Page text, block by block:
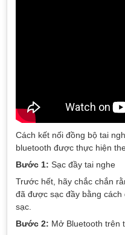
Cách kết nối đồng bộ tai
bluetooth được thực hiện
Bước 1: Sạc đầy tai nghe
Trước hết, hãy chắc chắn
đã được sạc đầy bằng
sạc.
Bước 2: Mở Bluetooth trên